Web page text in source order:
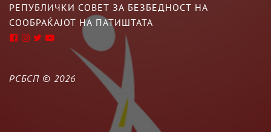
РЕПУБЛИЧКИ СОВЕТ ЗА БЕЗБЕДНОСТ НА
СООБРАЌАЈОТ НА ПАТИШТАТА
РСБСП © 2026